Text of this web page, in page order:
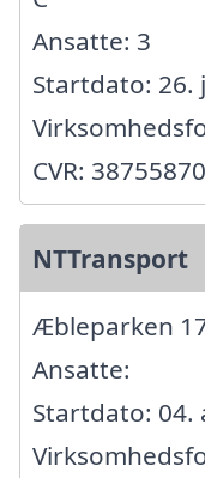
Ansatte: 3
Startdato: 26.
CVR: 38755870
NTTransport
Æbleparken
Ansatte:
Startdato: 04.